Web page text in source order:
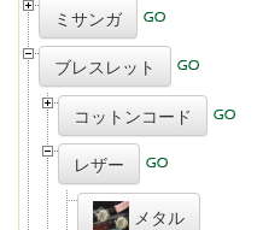
ミサンガ
ブレスレット
コットンコード
レザー
メタル